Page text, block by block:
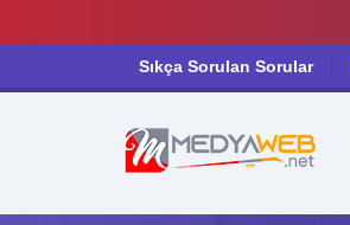
Sıkça Sorulan Sorular